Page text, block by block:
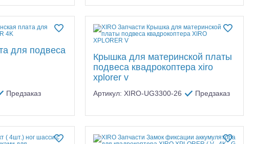
для подвеса
Предзаказ
Крышка для материнской платы
подвеса квадрокоптера xiro
xplorer v
Артикул: XIRO-UG3300-26 Предзаказ